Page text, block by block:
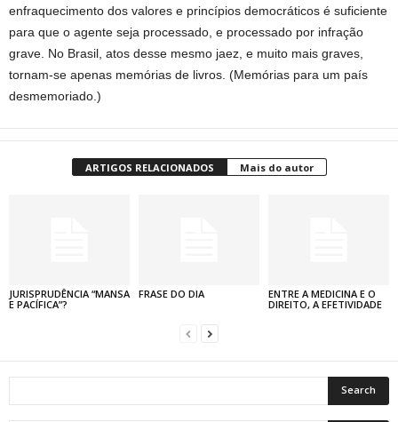
enfraquecimento dos valores e princípios democráticos é suficiente
para que o agente seja processado, e processado por infração
grave. No Brasil, atos desse mesmo jaez, e muito mais graves,
tornam-se apenas memórias de livros. (Memórias para um país
desmemoriado.)
ARTIGOS RELACIONADOS Mais do autor
JURISPRUDÊNCIA “MANSA
E PACÍFICA”?
FRASE DO DIA
ENTRE A MEDICINA E O
DIREITO, A EFETIVIDADE